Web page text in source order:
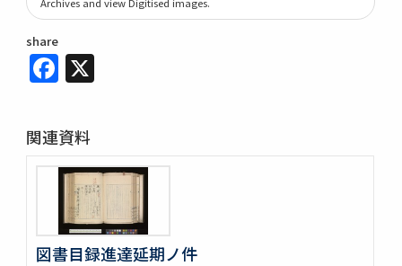
share
Facebook
関連資料
図書目録進達延期ノ件